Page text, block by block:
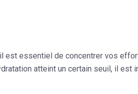
est essentiel de concentrer vos
atteint un certain seuil, il est